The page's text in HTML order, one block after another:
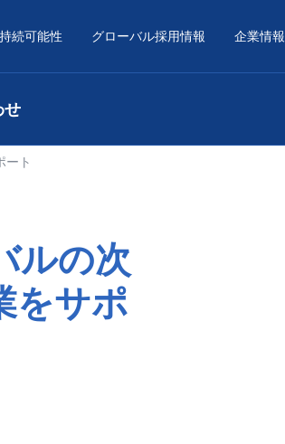
持続可能性 グローバル採用情報 企業情報
せ
ート
ルの次
をサポ